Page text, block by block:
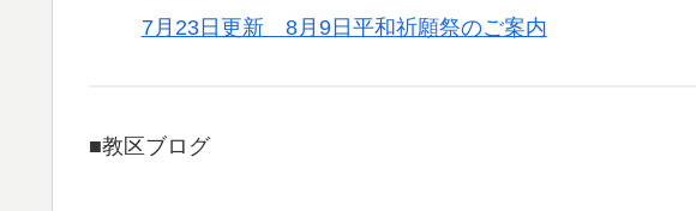
7月23日更新 8月9日平和祈願祭のご案内
■教区ブログ